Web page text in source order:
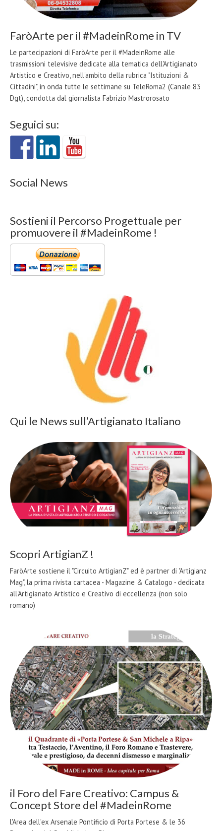
FaròArte per il #MadeinRome in TV
Le partecipazioni di FaròArte per il #MadeinRome alle
trasmissioni televisive dedicate alla tematica dell'Artigianato
Artistico e Creativo, nell'ambito della rubrica "Istituzioni &
Cittadini", in onda tutte le settimane su TeleRoma2 (Canale 83
Dgt), condotta dal giornalista Fabrizio Mastrorosato
Seguici su:
Social News
Sostieni il Percorso Progettuale per
promuovere il #MadeinRome !
Qui le News sull’Artigianato Italiano
Scopri ArtigianZ !
FaròArte sostiene il "Circuito ArtigianZ" ed è partner di "Artigianz
Mag", la prima rivista cartacea - Magazine & Catalogo - dedicata
all'Artigianato Artistico e Creativo di eccellenza (non solo
romano)
il Foro del Fare Creativo: Campus &
Concept Store del #MadeinRome
l'Area dell'ex Arsenale Pontificio di Porta Portese & le 36